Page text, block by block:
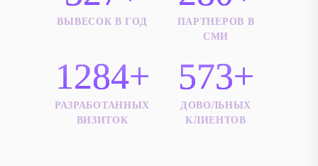
ВЫВЕСОК В ГОД
ПАРТНЕРОВ В
СМИ
1284+
РАЗРАБОТАННЫХ
ВИЗИТОК
573+
ДОВОЛЬНЫХ
КЛИЕНТОВ